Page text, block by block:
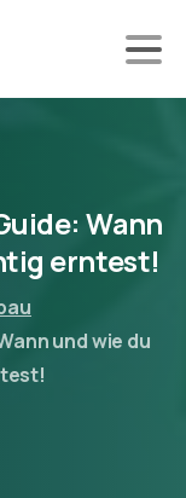
Wann
erntest!
und wie du